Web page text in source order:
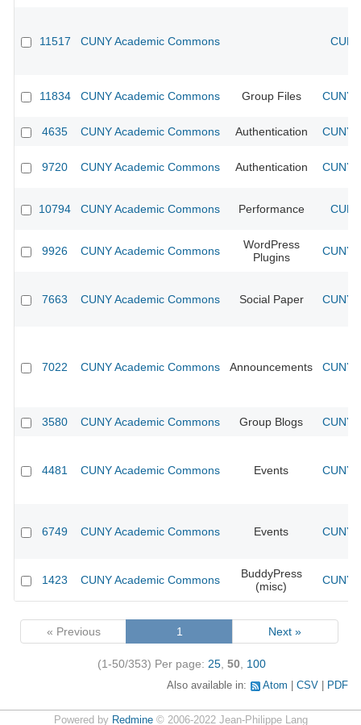
11517 CUNY Academic Commons
11834 CUNY Academic Commons Group Files CUNY
4635 CUNY Academic Commons Authentication CUNY
9720 CUNY Academic Commons Authentication CUNY
10794 CUNY Academic Commons Performance
9926 CUNY Academic Commons
WordPress
Plugins
CUNY
7663 CUNY Academic Commons Social Paper CUNY
7022 CUNY Academic Commons Announcements CUNY
3580 CUNY Academic Commons Group Blogs CUNY
4481 CUNY Academic Commons Events CUNY
6749 CUNY Academic Commons Events CUNY
1423 CUNY Academic Commons
BuddyPress
(misc)
CUNY
« Previous 1 Next »
(1-50/353) Per page: 25 50 100
Also available in: Atom CSV PDF
Powered by Redmine© 2006-2022 Jean-Philippe Lang